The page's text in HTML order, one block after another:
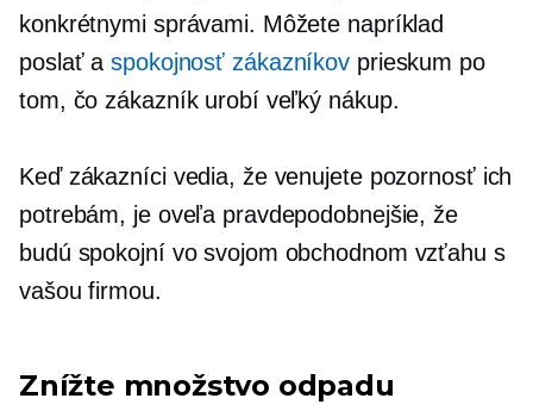
konkrétnymi správami. Môžete napríklad
poslať aspokojnosť zákazníkov prieskum po
tom, čo zákazník urobí veľký nákup.
Keď zákazníci vedia, že venujete pozornosť ich
potrebám, je oveľa pravdepodobnejšie, že
budú spokojní vo svojom obchodnom vzťahu s
vašou firmou.
Znížte množstvo odpadu